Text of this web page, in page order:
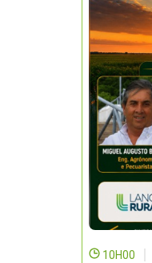
10H00